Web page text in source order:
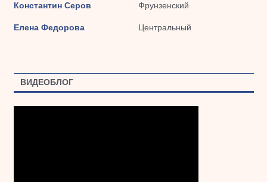
Константин Серов Фрунзенский
Елена Федорова Центральный
ВИДЕОБЛОГ